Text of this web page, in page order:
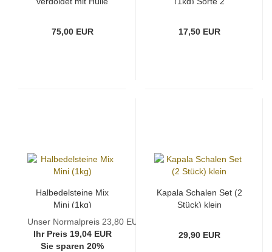
75,00 EUR 17,50 EUR
Halbedelsteine Mix
Mini (1kg)
Unser Normalpreis 23,80 EUR
Ihr Preis 19,04 EUR
Sie sparen 20%
Kapala Schalen Set (2
Stück) klein
29,90 EUR